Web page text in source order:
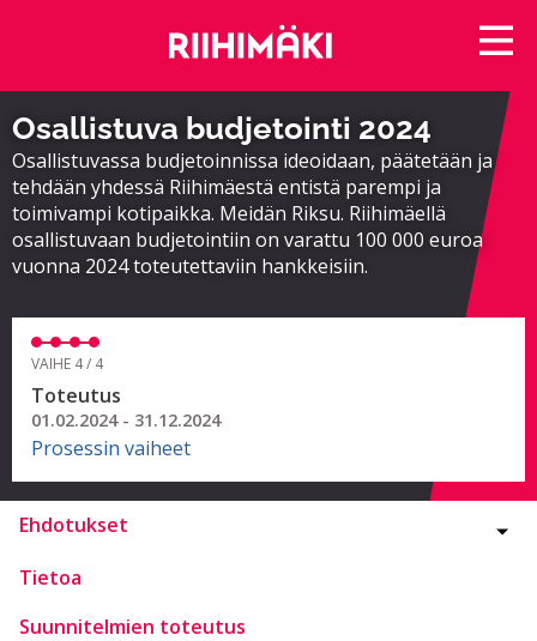
Osallistuva budjetointi 2024
Osallistuvassa budjetoinnissa ideoidaan, päätetään ja
tehdään yhdessä Riihimäestä entistä parempi ja
toimivampi kotipaikka. Meidän Riksu. Riihimäellä
osallistuvaan budjetointiin on varattu 100 000 euroa
vuonna 2024 toteutettaviin hankkeisiin.
VAIHE 4 / 4
Toteutus
01.02.2024 - 31.12.2024
Prosessin vaiheet
Ehdotukset
Tietoa
Suunnitelmien toteutus